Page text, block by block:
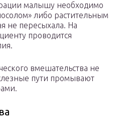
малышу необходимо
либо растительным
не пересыхала. На
проводится
вмешательства не
пути промывают